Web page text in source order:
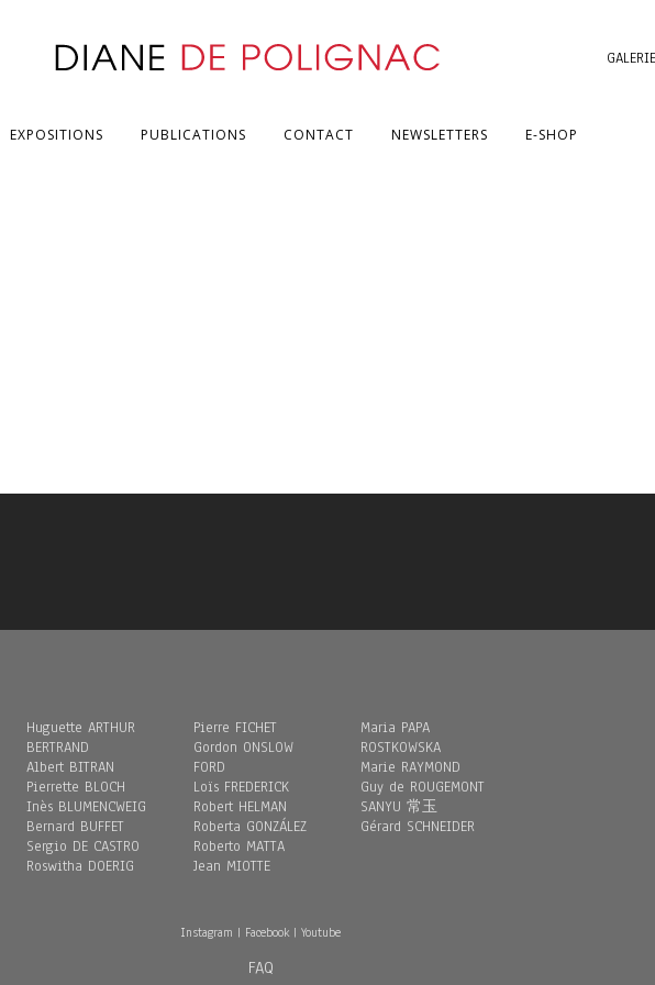
EXPOSITIONS PUBLICATIONS CONTACT NEWSLETTERS E-SHOP
Huguette ARTHUR
BERTRAND
Albert BITRAN
Pierrette BLOCH
Inès BLUMENCWEIG
Bernard BUFFET
Sergio DE CASTRO
Roswitha DOERIG
Pierre FICHET
Gordon ONSLOW
FORD
Loïs FREDERICK
Robert HELMAN
Roberta GONZÁLEZ
Roberto MATTA
Jean MIOTTE
Maria PAPA
ROSTKOWSKA
Marie RAYMOND
Guy de ROUGEMONT
SANYU 常玉
Gérard SCHNEIDER
Instagram | Facebook|Youtube
FAQ